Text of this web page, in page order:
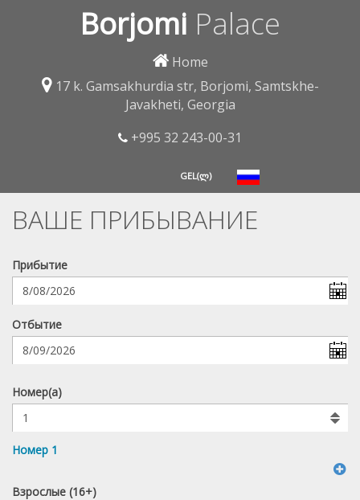
Borjomi Palace
Home
17 k. Gamsakhurdia str, Borjomi, Samtskhe-
Javakheti, Georgia
+995 32 243-00-31
GEL(ლ)
ВАШЕ ПРИБЫВАНИЕ
Прибытие
Отбытие
Номер(а)
Номер 1
Взрослые (16+)